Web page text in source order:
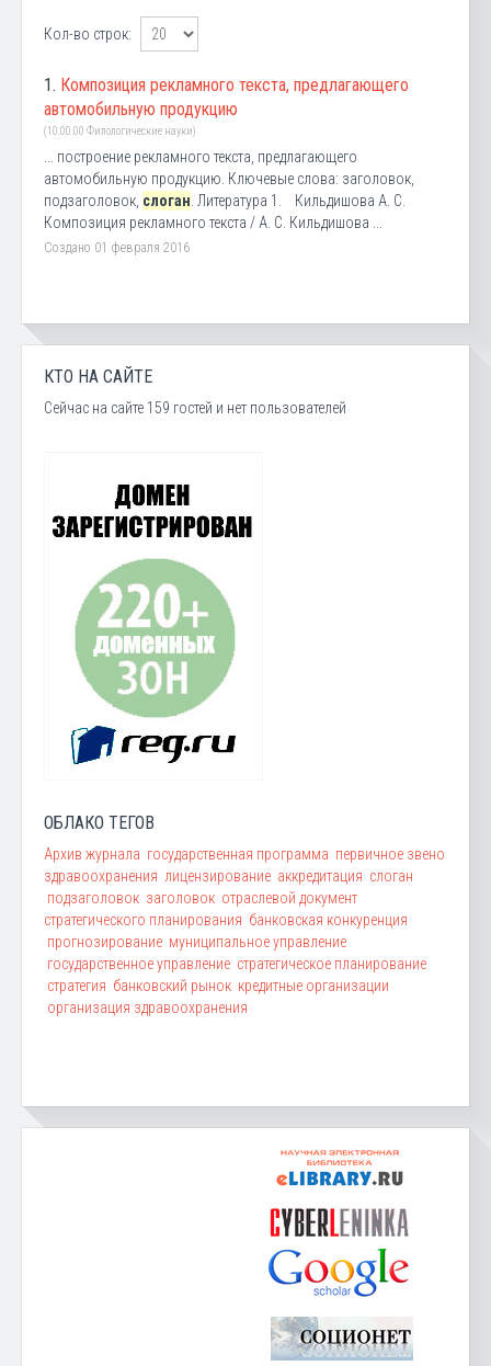
Кол-во строк:
1. Композиция рекламного текста, предлагающего
автомобильную продукцию
(10.00.00 Филологические науки)
... построение рекламного текста, предлагающего
автомобильную продукцию. Ключевые слова: заголовок,
подзаголовок, слоган . Литература 1. Кильдишова А. С.
Композиция рекламного текста / А. С. Кильдишова ...
Создано 01 февраля 2016
КТО НА САЙТЕ
Сейчас на сайте 159 гостей и нет пользователей
ОБЛАКО ТЕГОВ
Архив журнала государственная программа первичное звено
здравоохранения лицензирование аккредитация слоган
подзаголовок заголовок отраслевой документ
стратегического планирования банковская конкуренция
прогнозирование муниципальное управление
государственное управление стратегическое планирование
стратегия банковский рынок кредитные организации
организация здравоохранения